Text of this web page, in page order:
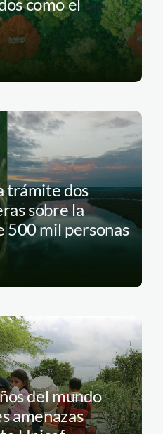
con inteligencia
y proteger
dos
mil personas